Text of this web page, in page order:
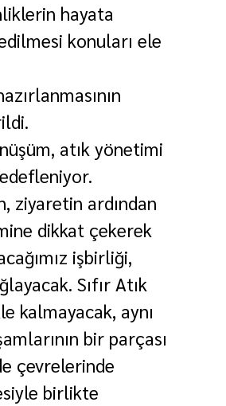
hayata
konuları ele
atık yönetimi
ziyaretin ardından
dikkat çekerek
işbirliği,
Sıfır Atık
kalmayacak, aynı
bir parçası
çevrelerinde
birlikte